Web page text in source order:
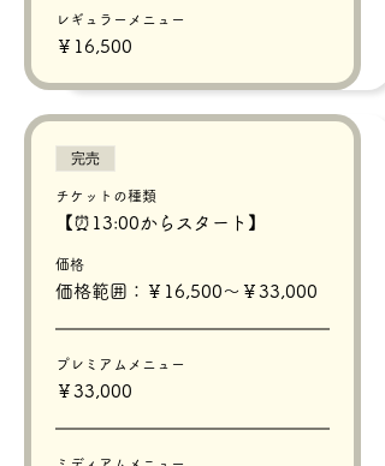
レギュラーメニュー
￥16,500
完売
チケットの種類
【⏰13:00からスタート】
価格
価格範囲：￥16,500〜￥33,000
プレミアムメニュー
￥33,000